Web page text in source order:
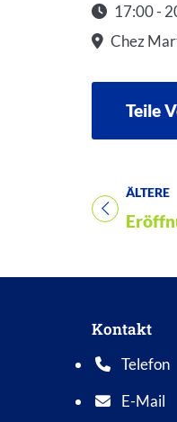
17:00 -
Startzeit:
Chez
Teile
ÄLTERE
Titel
Eröffnung der
Kontakt
Telefon
E-Mail
E-Mail